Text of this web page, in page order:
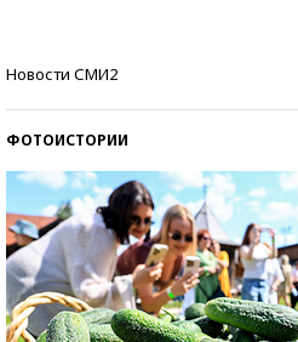
Новости СМИ2
ФОТОИСТОРИИ